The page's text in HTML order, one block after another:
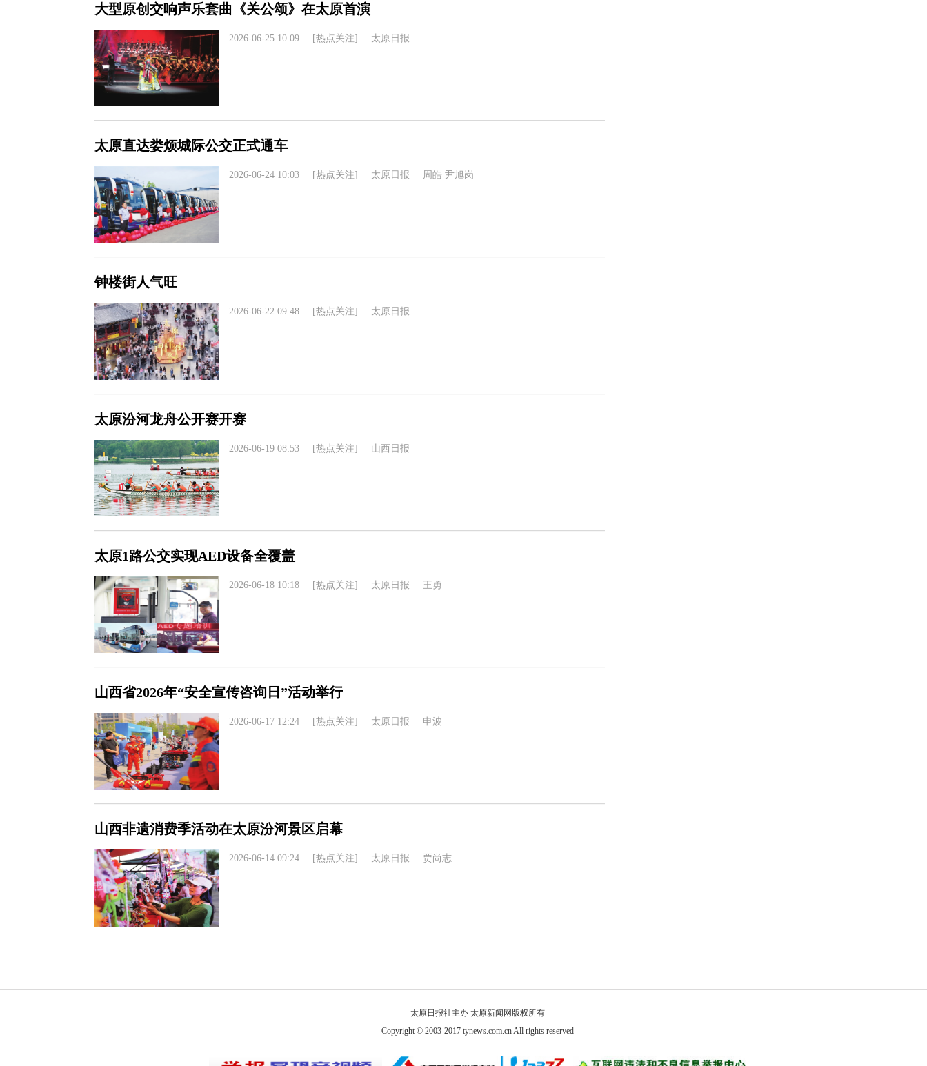
大型原创交响声乐套曲《关公颂》在太原首演
2026-06-25 10:09 [热点关注] 太原日报
太原直达娄烦城际公交正式通车
2026-06-24 10:03 [热点关注] 太原日报 周皓 尹旭岗
钟楼街人气旺
2026-06-22 09:48 [热点关注] 太原日报
太原汾河龙舟公开赛开赛
2026-06-19 08:53 [热点关注] 山西日报
太原1路公交实现AED设备全覆盖
2026-06-18 10:18 [热点关注] 太原日报 王勇
山西省2026年“安全宣传咨询日”活动举行
2026-06-17 12:24 [热点关注] 太原日报 申波
山西非遗消费季活动在太原汾河景区启幕
2026-06-14 09:24 [热点关注] 太原日报 贾尚志
太原日报社主办 太原新闻网版权所有
Copyright © 2003-2017 tynews.com.cn All rights reserved